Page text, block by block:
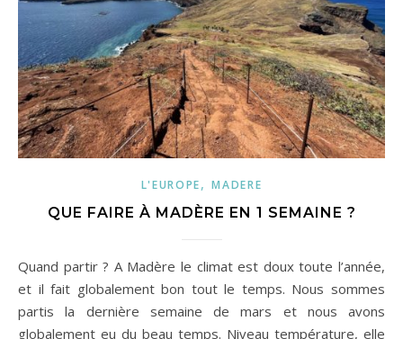
L'EUROPE,MADERE
QUE FAIRE À MADÈRE EN 1 SEMAINE ?
Quand partir ? A Madère le climat est doux toute l’année,
et il fait globalement bon tout le temps. Nous sommes
partis la dernière semaine de mars et nous avons
globalement eu du beau temps. Niveau température, elle